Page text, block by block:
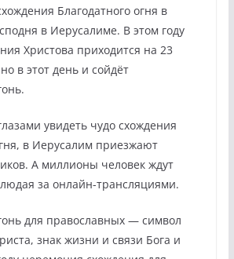
Благодатного огня в
в Иерусалиме. В этом году
Христова приходится на 23
в этот день и сойдёт
увидеть чудо схождения
в Иерусалим приезжают
А миллионы человек ждут
за онлайн-трансляциями.
для православных — символ
знак жизни и связи Бога и